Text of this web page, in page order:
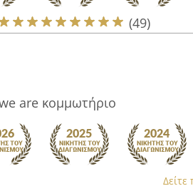
(49)
are κομμωτήριο
Δείτε